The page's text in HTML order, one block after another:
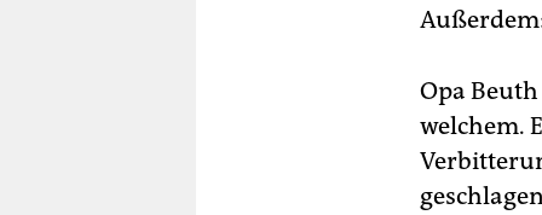
Opa
welchem.